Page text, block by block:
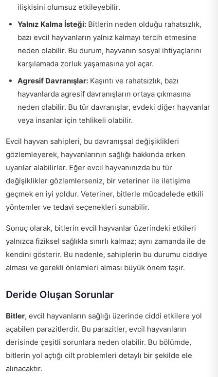
ilişkisini olumsuz etkileyebilir.
Yalnız Kalma İsteği: Bitlerin neden olduğu rahatsızlık,
bazı evcil hayvanların yalnız kalmayı tercih etmesine
neden olabilir. Bu durum, hayvanın sosyal ihtiyaçlarını
karşılamada zorluk yaşamasına yol açar.
Agresif Davranışlar: Kaşıntı ve rahatsızlık, bazı
hayvanlarda agresif davranışların ortaya çıkmasına
neden olabilir. Bu tür davranışlar, evdeki diğer hayvanlar
veya insanlar için tehlikeli olabilir.
Evcil hayvan sahipleri, bu davranışsal değişiklikleri
gözlemleyerek, hayvanlarının sağlığı hakkında erken
uyarılar alabilirler. Eğer evcil hayvanınızda bu tür
değişiklikler gözlemlerseniz, bir veteriner ile iletişime
geçmek en iyi yoldur. Veteriner, bitlerle mücadelede etkili
yöntemler ve tedavi seçenekleri sunabilir.
Sonuç olarak, bitlerin evcil hayvanlar üzerindeki etkileri
yalnızca fiziksel sağlıkla sınırlı kalmaz; aynı zamanda ile de
kendini gösterir. Bu nedenle, sahiplerin bu durumu ciddiye
alması ve gerekli önlemleri alması büyük önem taşır.
Deride Oluşan Sorunlar
Bitler, evcil hayvanların sağlığı üzerinde ciddi etkilere yol
açabilen parazitlerdir. Bu parazitler, evcil hayvanların
derisinde çeşitli sorunlara neden olabilir. Bu bölümde,
bitlerin yol açtığı cilt problemleri detaylı bir şekilde ele
alınacaktır.